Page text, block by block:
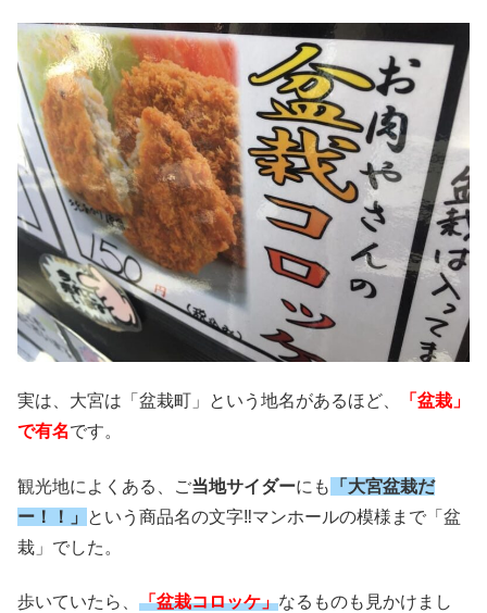
実は、大宮は「盆栽町」という地名があるほど、
「盆栽」
で有名です。
観光地によくある、ご当地サイダーにも
「大宮盆栽だ
ー！！」
という商品名の文字‼︎マンホールの模様まで「盆
栽」でした。
歩いていたら、 「盆栽コロッケ」なるものも見かけまし